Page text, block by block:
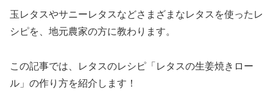
玉レタスやサニーレタスなどさまざまなレタスを使ったレ
シピを、地元農家の方に教わります。
この記事では、レタスのレシピ「レタスの生姜焼きロー
ル」の作り方を紹介します！